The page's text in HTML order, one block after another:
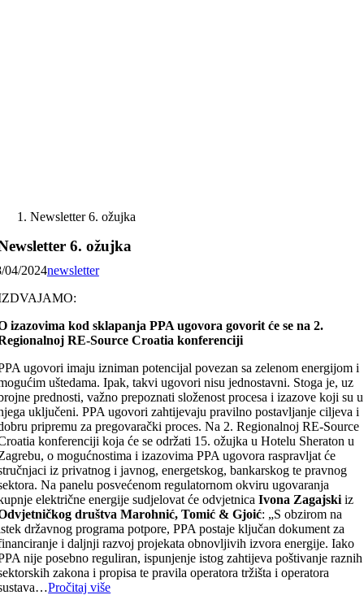
Newsletter 6. ožujka
6. ožujka
04/2024newsletter
izazovima kod sklapanja PPA ugovora govorit će se na 2.
RE-Source Croatia konferenciji
ugovori imaju izniman potencijal povezan sa zelenom energijom i
uštedama. Ipak, takvi ugovori nisu jednostavni. Stoga je, uz
prednosti, važno prepoznati složenost procesa i izazove koji su u
uključeni. PPA ugovori zahtijevaju pravilno postavljanje ciljeva i
pripremu za pregovarački proces. Na 2. Regionalnoj RE-Source
konferenciji koja će se održati 15. ožujka u Hotelu Sheraton u
o mogućnostima i izazovima PPA ugovora raspravljat će
iz privatnog i javnog, energetskog, bankarskog te pravnog
Na panelu posvećenom regulatornom okviru ugovaranja
električne energije sudjelovat će odvjetnicaIvona Zagajski iz
društva Marohnić, Tomić & Gjoić: „S obzirom na
državnog programa potpore, PPA postaje ključan dokument za
i daljnji razvoj projekata obnovljivih izvora energije. Iako
nije posebno reguliran, ispunjenje istog zahtijeva poštivanje raznih
zakona i propisa te pravila operatora tržišta i operatora
Pročitaj više